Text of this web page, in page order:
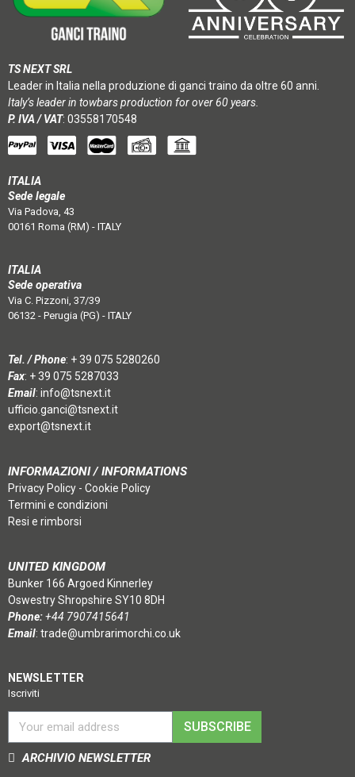
TS NEXT SRL
Leader in Italia nella produzione di ganci traino da oltre 60 anni.
Italy’s leader in towbars production for over 60 years.
P. IVA / VAT: 03558170548
ITALIA
Sede legale
Via Padova, 43
00161 Roma (RM) - ITALY
ITALIA
Sede operativa
Via C. Pizzoni, 37/39
06132 - Perugia (PG) - ITALY
Tel. / Phone: + 39 075 5280260
Fax: + 39 075 5287033
Email: info@tsnext.it
ufficio.ganci@tsnext.it
export@tsnext.it
INFORMAZIONI / INFORMATIONS
Privacy Policy - Cookie Policy
Termini e condizioni
Resi e rimborsi
UNITED KINGDOM
Bunker 166 Argoed Kinnerley
Oswestry Shropshire SY10 8DH
Phone:+44 7907415641
Email: trade@umbrarimorchi.co.uk
NEWSLETTER
Iscriviti
SUBSCRIBE
ARCHIVIO NEWSLETTER